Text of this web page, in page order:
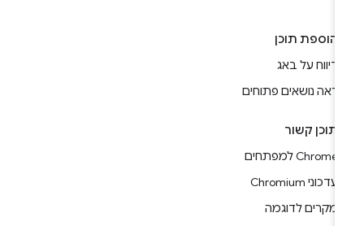
הוספת תוכן
דיווח על באג
ראה נושאים פתוחים
תוכן קשור
Chrome למפתחים
עדכוני Chromium
מקרים לדוגמה